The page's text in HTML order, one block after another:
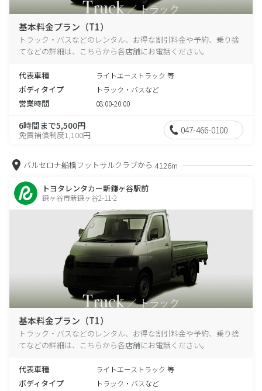
基本料金プラン（T1）
トラック・バスなどのレンタル、お得な割引料金や予約、乗り捨
てなどの詳細は、こちらから各店舗にお電話ください。
代表車種 ライトエーストラック 等
ボディタイプ トラック・バスなど
営業時間 08:00-20:00
6時間まで5,500円
免責補償制度1,100円 047-466-0100
バルセロナ船橋フットサルクラブから 4126m
トヨタレンタカー新鎌ヶ谷駅前
鎌ヶ谷市新鎌ヶ谷2-11-2
基本料金プラン（T1）
トラック・バスなどのレンタル、お得な割引料金や予約、乗り捨
てなどの詳細は、こちらから各店舗にお電話ください。
代表車種 ライトエーストラック 等
ボディタイプ トラック・バスなど